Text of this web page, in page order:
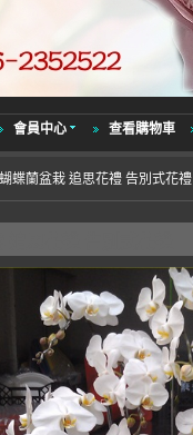
會員中心 查看購物車
蝶蘭盆栽 追思花禮 告別式花禮